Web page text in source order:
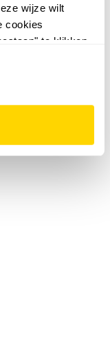
wijze wilt
cookies
te klikken.